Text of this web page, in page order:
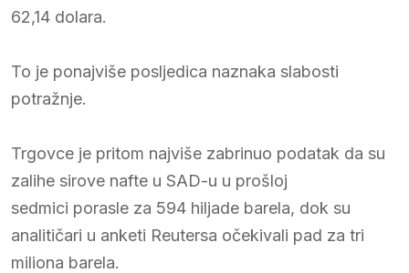
62,14 dolara.
To je ponajviše posljedica naznaka slabosti
potražnje.
Trgovce je pritom najviše zabrinuo podatak da su
zalihe sirove nafte u SAD-u u prošloj
sedmici porasle za 594 hiljade barela, dok su
analitičari u anketi Reutersa očekivali pad za tri
miliona barela.